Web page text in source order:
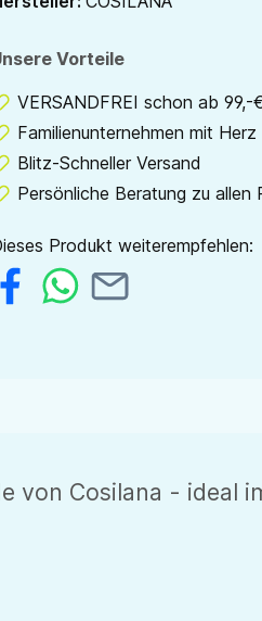
Vorteile
VERSANDFREI schon ab 99,-
Familienunternehmen mit Herz
Blitz-Schneller Versand
Persönliche Beratung zu allen
Produkt weiterempfehlen:
von Cosilana - ideal